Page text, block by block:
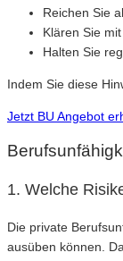
Reichen Sie
Klären Sie
Halten Sie
Indem Sie diese
Jetzt BU Angebot
1. Welche
Die private
ausüben können.